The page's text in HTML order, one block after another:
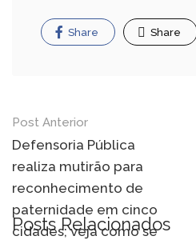
Share Share
Post Anterior
Defensoria Pública
realiza mutirão para
reconhecimento de
paternidade em cinco
cidades; veja como se
Posts Relacionados